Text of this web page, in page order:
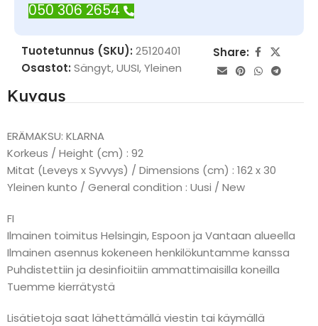
050 306 2654
Tuotetunnus (SKU): 25120401
Osastot: Sängyt,UUSI,Yleinen
Share:
Kuvaus
ERÄMAKSU: KLARNA
Korkeus / Height (cm) : 92
Mitat (Leveys x Syvvys) / Dimensions (cm) : 162 x 30
Yleinen kunto / General condition : Uusi / New
FI
Ilmainen toimitus Helsingin, Espoon ja Vantaan alueella
Ilmainen asennus kokeneen henkilökuntamme kanssa
Puhdistettiin ja desinfioitiin ammattimaisilla koneilla
Tuemme kierrätystä
Lisätietoja saat lähettämällä viestin tai käymällä